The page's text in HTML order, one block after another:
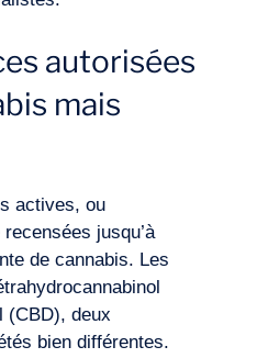
autorisées
mais
actives, ou
jusqu’à
de cannabis. Les
(CBD), deux
bien différentes.